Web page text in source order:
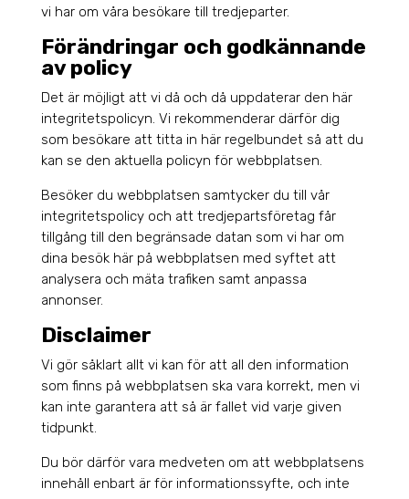
vi har om våra besökare till tredjeparter.
Förändringar och godkännande
av policy
Det är möjligt att vi då och då uppdaterar den här
integritetspolicyn. Vi rekommenderar därför dig
som besökare att titta in här regelbundet så att du
kan se den aktuella policyn för webbplatsen.
Besöker du webbplatsen samtycker du till vår
integritetspolicy och att tredjepartsföretag får
tillgång till den begränsade datan som vi har om
dina besök här på webbplatsen med syftet att
analysera och mäta trafiken samt anpassa
annonser.
Disclaimer
Vi gör såklart allt vi kan för att all den information
som finns på webbplatsen ska vara korrekt, men vi
kan inte garantera att så är fallet vid varje given
tidpunkt.
Du bör därför vara medveten om att webbplatsens
innehåll enbart är för informationssyfte, och inte